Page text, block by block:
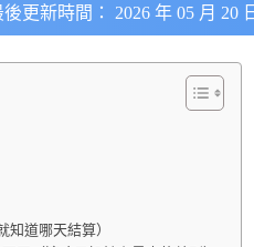
後更新時間： 2026 年 05 月 20
知道哪天結算）